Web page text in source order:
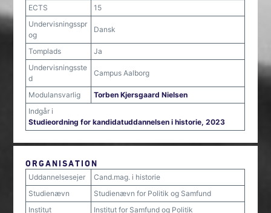
ECTS
15
Undervisningsspr
og
Dansk
Tomplads
Ja
Undervisningsste
d
Campus Aalborg
Modulansvarlig
Torben Kjersgaard Nielsen
Indgår i
Studieordning for kandidatuddannelsen i historie, 2023
ORGANISATION
Uddannelsesejer
Cand.mag. i historie
Studienævn
Studienævn for Politik og Samfund
Institut
Institut for Samfund og Politik